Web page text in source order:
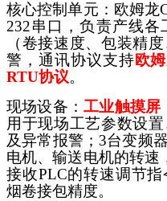
核心控制单元：欧姆龙
232串口，负责产线
（卷接速度、包装精
警，通讯协议支持欧
RTU协议。
现场设备：工业触摸屏
用于现场工艺参数设
及异常报警；3台变频
电机、输送电机的转速
接收PLC的转速调节
烟卷接包精度。